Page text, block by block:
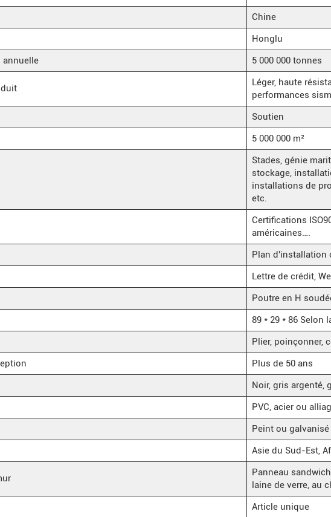
Chine
Honglu
annuelle
5 000 000 tonnes
Léger, haute
performances
Soutien
5 000 000 m²
Stades, génie
stockage,
installations de
etc.
Certifications
américaines….
Plan d'installation
Lettre de crédit,
Poutre en H
89 * 29 * 86 Selon
Plier, poinçonner,
Plus de 50 ans
Noir, gris argenté,
PVC, acier ou
Peint ou galvanisé
Asie du Sud-Est,
Panneau
laine de verre, au
Article unique